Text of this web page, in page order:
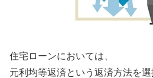
住宅ローンにおいては、
元利均等返済という返済方法を選